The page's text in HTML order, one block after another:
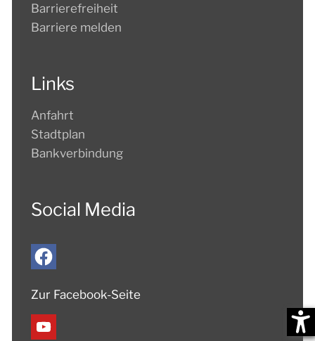
Barrierefreiheit
Barriere melden
Links
Anfahrt
Stadtplan
Bankverbindung
Social Media
Zur Facebook-Seite